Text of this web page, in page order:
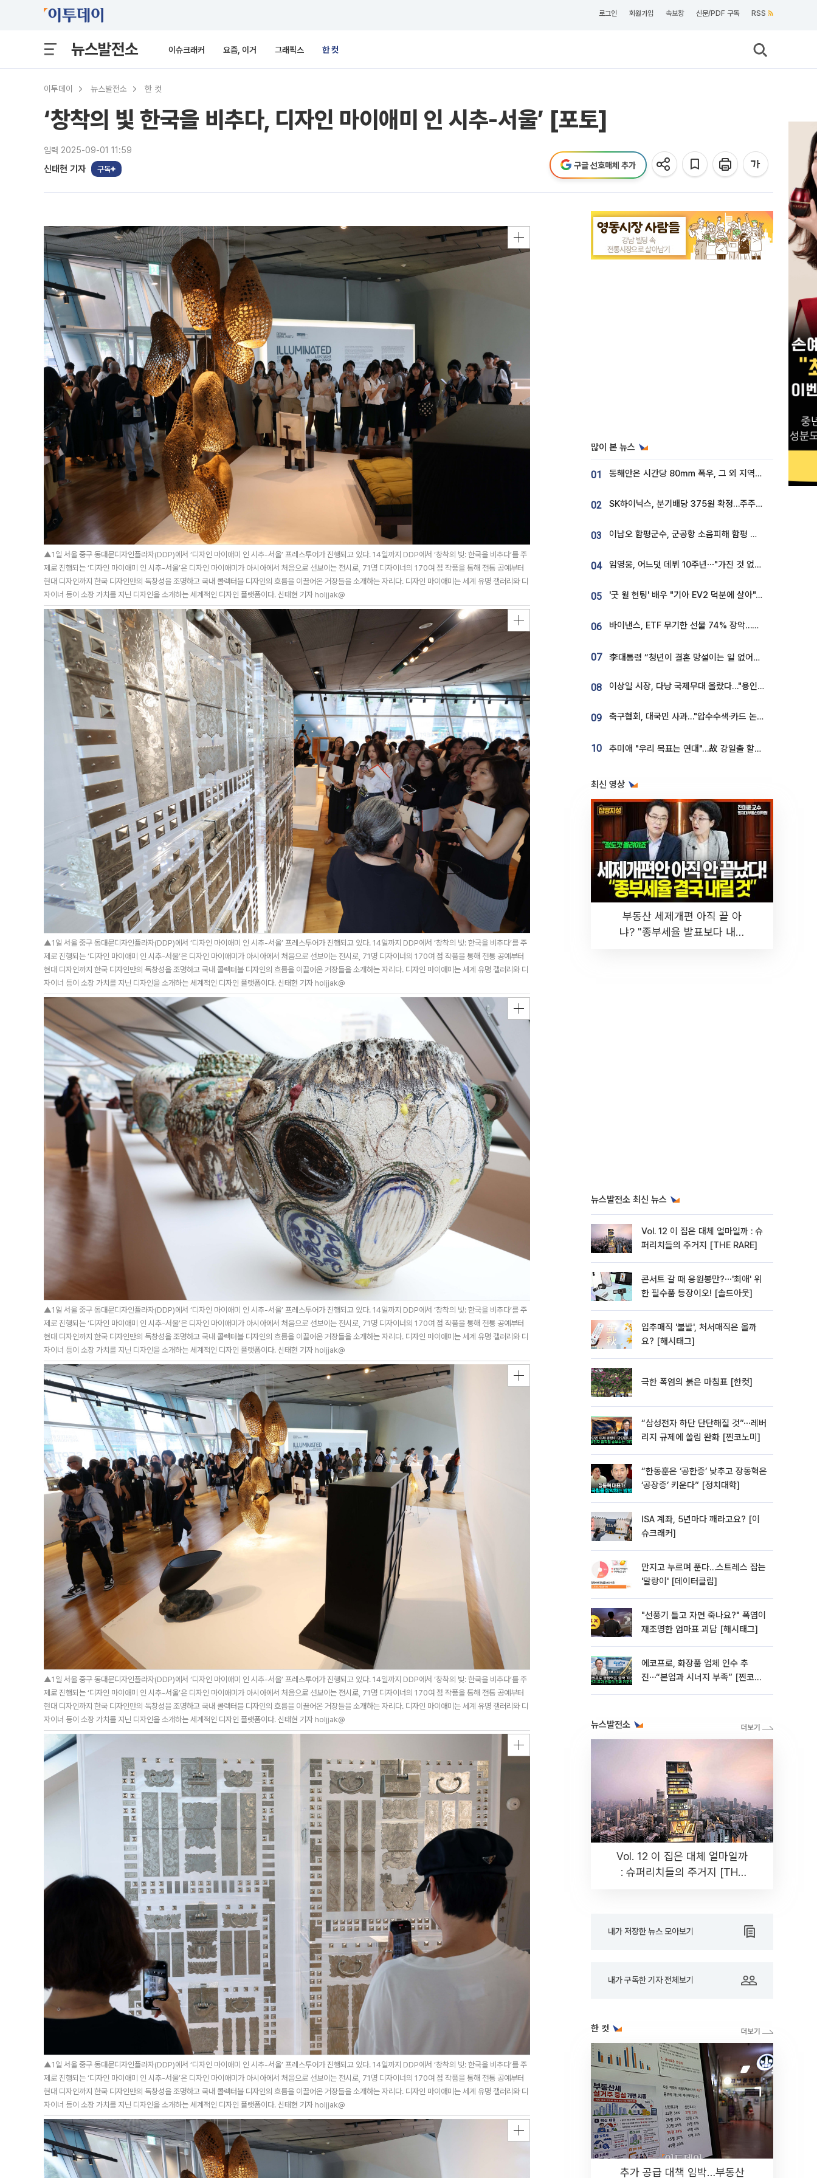
로그인 회원가입 속보창 신문/PDF 구독 RSS
뉴스발전소 이슈크래커 요즘, 이거 그래픽스 한 컷
이투데이 뉴스발전소 한 컷
‘창착의 빛 한국을 비추다, 디자인 마이애미 인 시추-서울’ [포토]
입력 2025-09-01 11:59
신태현 기자 구독 구글 선호매체 추가
▲1일 서울 중구 동대문디자인플라자(DDP)에서 ‘디자인 마이애미 인 시추-서울’ 프레스투어가 진행되고 있다. 14일까지 DDP에서 ‘창착의 빛: 한국을 비추다’를 주
제로 진행되는 ‘디자인 마이애미 인 시추-서울’은 디자인 마이애미가 아시아에서 처음으로 선보이는 전시로, 71명 디자이너의 170여 점 작품을 통해 전통 공예부터
현대 디자인까지 한국 디자인만의 독창성을 조명하고 국내 콜렉터블 디자인의 흐름을 이끌어온 거장들을 소개하는 자리다. 디자인 마이애미는 세계 유명 갤러리와 디
자이너 등이 소장 가치를 지닌 디자인을 소개하는 세계적인 디자인 플랫폼이다. 신태현 기자 holjjak@
▲1일 서울 중구 동대문디자인플라자(DDP)에서 ‘디자인 마이애미 인 시추-서울’ 프레스투어가 진행되고 있다. 14일까지 DDP에서 ‘창착의 빛: 한국을 비추다’를 주
제로 진행되는 ‘디자인 마이애미 인 시추-서울’은 디자인 마이애미가 아시아에서 처음으로 선보이는 전시로, 71명 디자이너의 170여 점 작품을 통해 전통 공예부터
현대 디자인까지 한국 디자인만의 독창성을 조명하고 국내 콜렉터블 디자인의 흐름을 이끌어온 거장들을 소개하는 자리다. 디자인 마이애미는 세계 유명 갤러리와 디
자이너 등이 소장 가치를 지닌 디자인을 소개하는 세계적인 디자인 플랫폼이다. 신태현 기자 holjjak@
▲1일 서울 중구 동대문디자인플라자(DDP)에서 ‘디자인 마이애미 인 시추-서울’ 프레스투어가 진행되고 있다. 14일까지 DDP에서 ‘창착의 빛: 한국을 비추다’를 주
제로 진행되는 ‘디자인 마이애미 인 시추-서울’은 디자인 마이애미가 아시아에서 처음으로 선보이는 전시로, 71명 디자이너의 170여 점 작품을 통해 전통 공예부터
현대 디자인까지 한국 디자인만의 독창성을 조명하고 국내 콜렉터블 디자인의 흐름을 이끌어온 거장들을 소개하는 자리다. 디자인 마이애미는 세계 유명 갤러리와 디
자이너 등이 소장 가치를 지닌 디자인을 소개하는 세계적인 디자인 플랫폼이다. 신태현 기자 holjjak@
▲1일 서울 중구 동대문디자인플라자(DDP)에서 ‘디자인 마이애미 인 시추-서울’ 프레스투어가 진행되고 있다. 14일까지 DDP에서 ‘창착의 빛: 한국을 비추다’를 주
제로 진행되는 ‘디자인 마이애미 인 시추-서울’은 디자인 마이애미가 아시아에서 처음으로 선보이는 전시로, 71명 디자이너의 170여 점 작품을 통해 전통 공예부터
현대 디자인까지 한국 디자인만의 독창성을 조명하고 국내 콜렉터블 디자인의 흐름을 이끌어온 거장들을 소개하는 자리다. 디자인 마이애미는 세계 유명 갤러리와 디
자이너 등이 소장 가치를 지닌 디자인을 소개하는 세계적인 디자인 플랫폼이다. 신태현 기자 holjjak@
▲1일 서울 중구 동대문디자인플라자(DDP)에서 ‘디자인 마이애미 인 시추-서울’ 프레스투어가 진행되고 있다. 14일까지 DDP에서 ‘창착의 빛: 한국을 비추다’를 주
제로 진행되는 ‘디자인 마이애미 인 시추-서울’은 디자인 마이애미가 아시아에서 처음으로 선보이는 전시로, 71명 디자이너의 170여 점 작품을 통해 전통 공예부터
현대 디자인까지 한국 디자인만의 독창성을 조명하고 국내 콜렉터블 디자인의 흐름을 이끌어온 거장들을 소개하는 자리다. 디자인 마이애미는 세계 유명 갤러리와 디
자이너 등이 소장 가치를 지닌 디자인을 소개하는 세계적인 디자인 플랫폼이다. 신태현 기자 holjjak@
많이 본 뉴스
01 동해안은 시간당 80㎜ 폭우, 그 외 지역은 폭염…‘극과 극 날씨’
02 SK하이닉스, 분기배당 375원 확정…주주환원책 9월로 앞당겨 발표
03 이남오 함평군수, 군공항 소음피해 함평 보상 요구
04 임영웅, 어느덧 데뷔 10주년⋯"가진 것 없던 시절, 내 앞엔 20명의 팬뿐"
05 '굿 윌 헌팅' 배우 "기아 EV2 덕분에 살아"…교통사고 후 안전성 극찬
06 바이낸스, ETF 무기한 선물 74% 장악…한국 레버리지 ETF 거래 급증 [e가상자산]
07 李대통령 “청년이 결혼 망설이는 일 없어야...제도상 불이익 조사”
08 이상일 시장, 다낭 국제무대 올랐다…"용인, 세계 최대 반도체 도시 된다"
09 축구협회, 대국민 사과…"압수수색·카드 논란 사죄, 강도 높은 쇄신"
10 추미애 "우리 목표는 연대"…故 강일출 할머니 흉상 제막
최신 영상
부동산 세제개편 아직 끝 아
냐? "종부세율 발표보다 내릴
뉴스발전소 최신 뉴스
Vol. 12 이 집은 대체 얼마일까 : 슈
퍼리치들의 주거지 [THE RARE]
콘서트 갈 때 응원봉만?⋯'최애' 위
한 필수품 등장이오! [솔드아웃]
입추매직 '불발', 처서매직은 올까
요? [해시태그]
극한 폭염의 붉은 마침표 [한컷]
“삼성전자 하단 단단해질 것”⋯레버
리지 규제에 쏠림 완화 [찐코노미]
“한동훈은 ‘공한증’ 낮추고 장동혁은
‘공장증’ 키운다” [정치대학]
ISA 계좌, 5년마다 깨라고요? [이
슈크래커]
만지고 누르며 푼다…스트레스 잡는
'말랑이' [데이터클립]
"선풍기 틀고 자면 죽나요?" 폭염이
재조명한 엄마표 괴담 [해시태그]
에코프로, 화장품 업체 인수 추
진⋯“본업과 시너지 부족” [찐코노
뉴스발전소
Vol. 12 이 집은 대체 얼마일까
: 슈퍼리치들의 주거지 [THE
내가 저장한 뉴스 모아보기
내가 구독한 기자 전체보기
한 컷
추가 공급 대책 임박…부동산